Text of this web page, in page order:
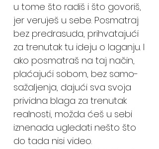
u tome što radiš i što govoriš,
jer veruješ u sebe. Posmatraj
bez predrasuda, prihvatajući
za trenutak tu ideju o laganju. I
ako posmatraš na taj način,
plaćajući sobom, bez samo-
sažaljenja, dajući sva svoja
prividna blaga za trenutak
realnosti, možda ćeš u sebi
iznenada ugledati nešto što
do tada nisi video.